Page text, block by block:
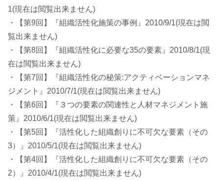
1(現在は閲覧出来ません)
・【第9回】『組織活性化施策の事例』2010/9/1(現在は閲
覧出来ません)
・【第8回】『組織活性化に必要な35の要素』2010/8/1(現
在は閲覧出来ません)
・【第7回】『組織活性化の秘策:アクティベーションマネ
ジメント』2010/7/1(現在は閲覧出来ません)
・【第6回】『３つの要素の関連性と人材マネジメント施
策』2010/6/1(現在は閲覧出来ません)
・【第5回】『活性化した組織創りに不可欠な要素（その
3）』2010/5/1(現在は閲覧出来ません)
・【第4回】『活性化した組織創りに不可欠な要素（その
2）』2010/4/1(現在は閲覧出来ません)